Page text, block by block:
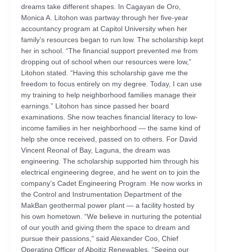
dreams take different shapes. In Cagayan de Oro,
Monica A. Litohon was partway through her five-year
accountancy program at Capitol University when her
family’s resources began to run low. The scholarship kept
her in school. “The financial support prevented me from
dropping out of school when our resources were low,”
Litohon stated. “Having this scholarship gave me the
freedom to focus entirely on my degree. Today, I can use
my training to help neighborhood families manage their
earnings.” Litohon has since passed her board
examinations. She now teaches financial literacy to low-
income families in her neighborhood — the same kind of
help she once received, passed on to others. For David
Vincent Reonal of Bay, Laguna, the dream was
engineering. The scholarship supported him through his
electrical engineering degree, and he went on to join the
company’s Cadet Engineering Program. He now works in
the Control and Instrumentation Department of the
MakBan geothermal power plant — a facility hosted by
his own hometown. “We believe in nurturing the potential
of our youth and giving them the space to dream and
pursue their passions,” said Alexander Coo, Chief
Operating Officer of Aboitiz Renewables. “Seeing our